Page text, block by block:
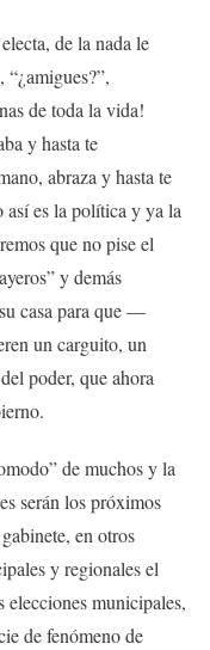
de la nada le
“¿amigues?”,
de toda la vida!
y hasta te
abraza y hasta te
así es la política y ya la
que no pise el
y demás
casa para que —
un carguito, un
poder, que ahora
de muchos y la
serán los próximos
en otros
y regionales el
municipales,
de fenómeno de